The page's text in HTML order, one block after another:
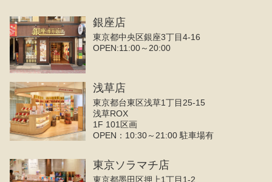
銀座店
東京都中央区銀座3丁目4‐16
OPEN:11:00～20:00
浅草店
東京都台東区浅草1丁目25-15
浅草ROX
1F 101区画
OPEN：10:30～21:00 駐車場有
東京ソラマチ店
東京都墨田区押上1丁目1-2